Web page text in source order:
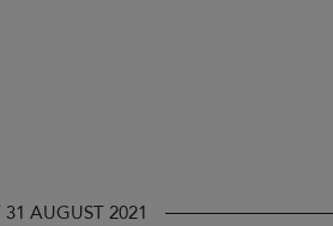
AUGUST 2021